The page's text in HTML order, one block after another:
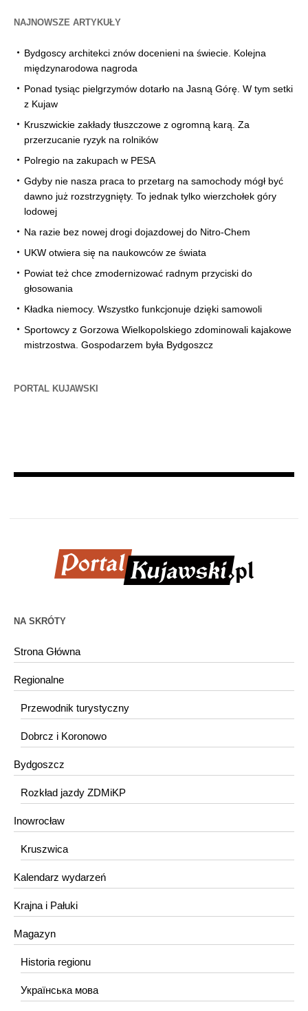
NAJNOWSZE ARTYKUŁY
Bydgoscy architekci znów docenieni na świecie. Kolejna
międzynarodowa nagroda
Ponad tysiąc pielgrzymów dotarło na Jasną Górę. W tym setki
z Kujaw
Kruszwickie zakłady tłuszczowe z ogromną karą. Za
przerzucanie ryzyk na rolników
Polregio na zakupach w PESA
Gdyby nie nasza praca to przetarg na samochody mógł być
dawno już rozstrzygnięty. To jednak tylko wierzchołek góry
lodowej
Na razie bez nowej drogi dojazdowej do Nitro-Chem
UKW otwiera się na naukowców ze świata
Powiat też chce zmodernizować radnym przyciski do
głosowania
Kładka niemocy. Wszystko funkcjonuje dzięki samowoli
Sportowcy z Gorzowa Wielkopolskiego zdominowali kajakowe
mistrzostwa. Gospodarzem była Bydgoszcz
PORTAL KUJAWSKI
NA SKRÓTY
Strona Główna
Regionalne
Przewodnik turystyczny
Dobrcz i Koronowo
Bydgoszcz
Rozkład jazdy ZDMiKP
Inowrocław
Kruszwica
Kalendarz wydarzeń
Krajna i Pałuki
Magazyn
Historia regionu
Українська мова